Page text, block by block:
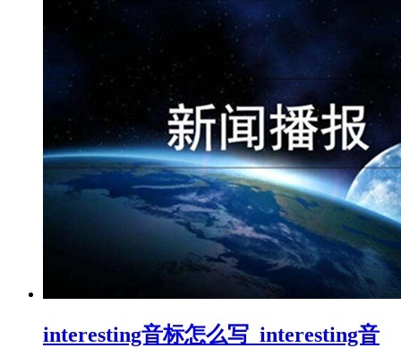
interesting音标怎么写_interesting音